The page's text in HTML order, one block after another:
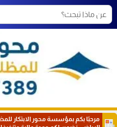
مرحبًا بكم بمؤسسة محور الابتكار